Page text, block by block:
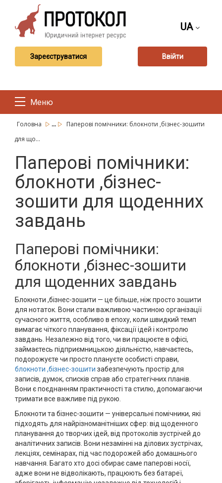
UA
Зареєструватися Ввійти
Меню
Головна ...
Паперові помічники: блокноти ,бізнес-зошити
для що...
Паперові помічники:
блокноти ,бізнес-
зошити для щоденних
завдань
Паперові помічники:
блокноти ,бізнес-зошити
для щоденних завдань
Блокноти ,бізнес-зошити — це більше, ніж просто зошити
для нотаток. Вони стали важливою частиною організації
сучасного життя, особливо в епоху, коли швидкий темп
вимагає чіткого планування, фіксації ідей і контролю
завдань. Незалежно від того, чи ви працюєте в офісі,
займаєтесь підприємницькою діяльністю, навчаєтесь,
подорожуєте чи просто плануєте особисті справи,
блокноти ,бізнес-зошити забезпечують простір для
записів, думок, списків справ або стратегічних планів.
Вони є поєднанням практичності та стилю, допомагаючи
тримати все важливе під рукою.
Блокноти та бізнес-зошити — універсальні помічники, які
підходять для найрізноманітніших сфер: від щоденного
планування до творчих ідей, від протоколів зустрічей до
аналітичних записів. Вони незамінні на ділових зустрічах,
лекціях, семінарах, під час подорожей або домашнього
навчання. Багато хто досі обирає саме паперові носії,
адже вони не відволікають, працюють без батареї,